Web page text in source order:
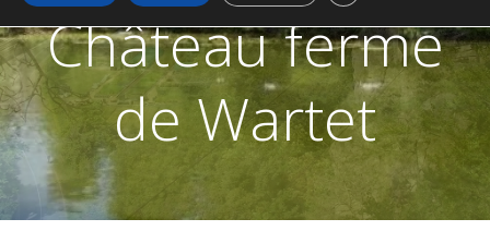
Château ferme
de Wartet